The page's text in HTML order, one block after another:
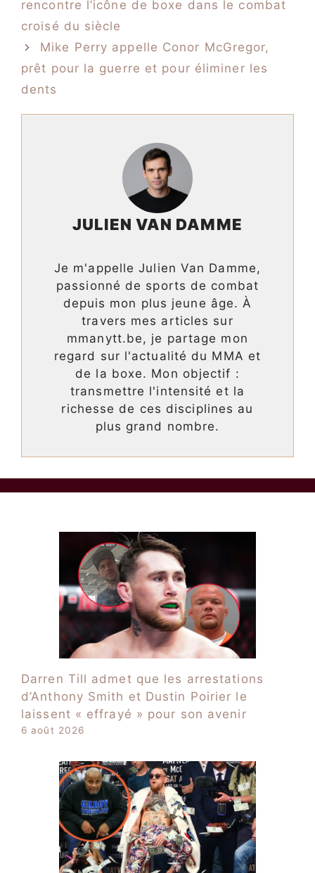
rencontre l’icône de boxe dans le combat
croisé du siècle
Mike Perry appelle Conor McGregor,
prêt pour la guerre et pour éliminer les
dents
JULIEN VAN DAMME
Je m'appelle Julien Van Damme,
passionné de sports de combat
depuis mon plus jeune âge. À
travers mes articles sur
mmanytt.be, je partage mon
regard sur l'actualité du MMA et
de la boxe. Mon objectif :
transmettre l'intensité et la
richesse de ces disciplines au
plus grand nombre.
Darren Till admet que les arrestations
d’Anthony Smith et Dustin Poirier le
laissent « effrayé » pour son avenir
6 août 2026